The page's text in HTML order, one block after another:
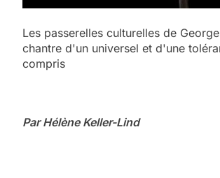
Les passerelles culturelles de
chantre d'un universel et d'une
compris
Par Hélène Keller-Lind